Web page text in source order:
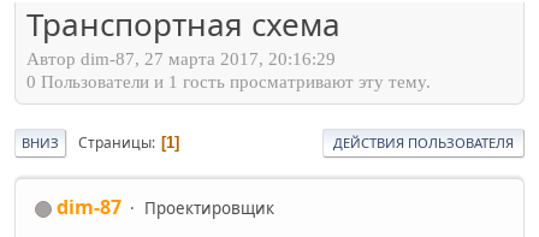
Транспортная схема
Автор dim-87, 27 марта 2017, 20:16:29
0 Пользователи и 1 гость просматривают эту тему.
ВНИЗ Страницы 1 ДЕЙСТВИЯ ПОЛЬЗОВАТЕЛЯ
dim-87 Проектировщик